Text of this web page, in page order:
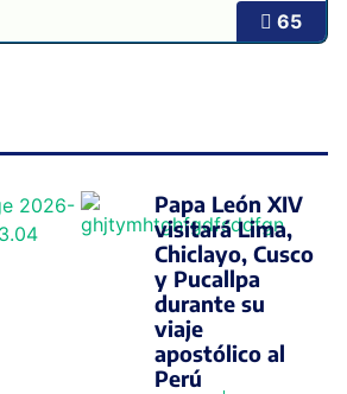
65
Papa León XIV
visitará Lima,
Chiclayo, Cusco
y Pucallpa
durante su
viaje
apostólico al
Perú